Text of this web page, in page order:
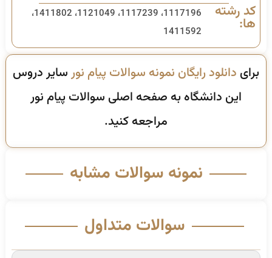
کد رشته
ها:
1117196، 1117239، 1121049، 1411802،
1411592
برای دانلود رایگان نمونه سوالات پیام نورسایر دروس
این دانشگاه به صفحه اصلی سوالات پیام نور
مراجعه کنید.
نمونه سوالات مشابه
سوالات متداول